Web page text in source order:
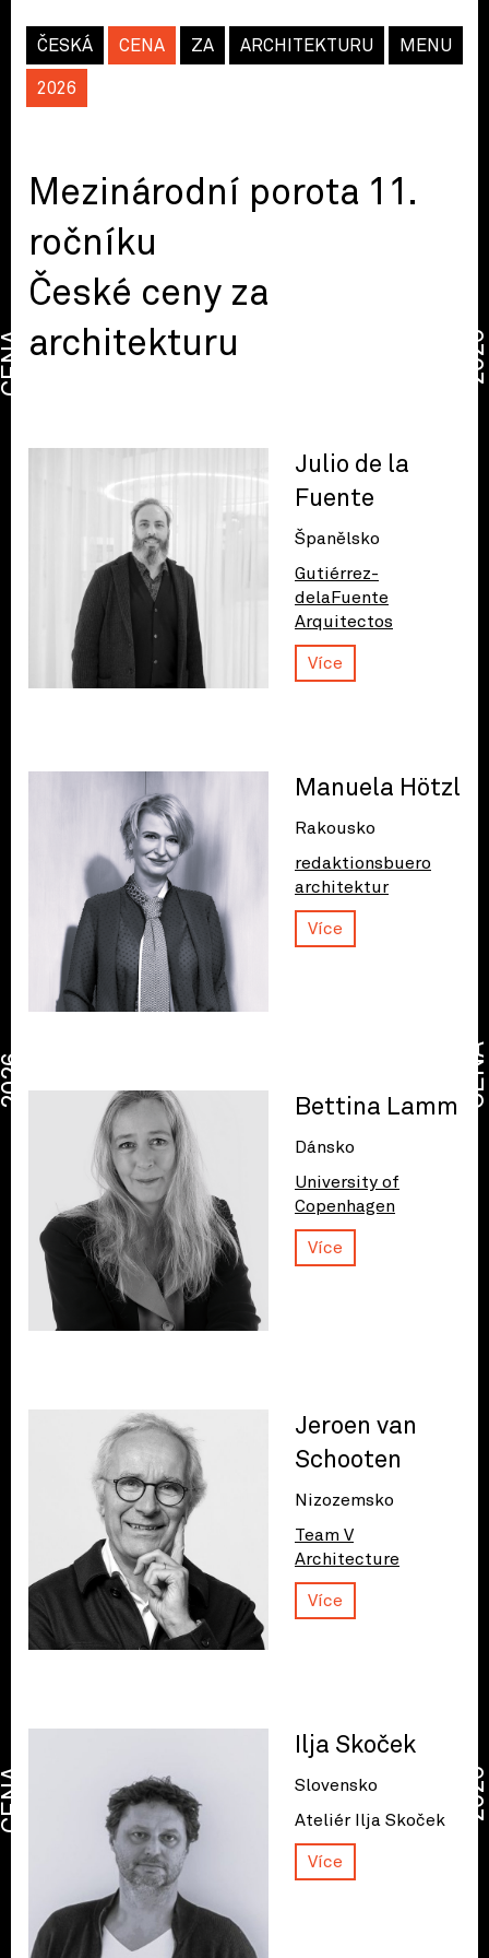
ČESKÁ CENA ZA ARCHITEKTURU
2026
MENU
Mezinárodní porota 11.
ročníku
České ceny za
architekturu
Julio de la
Fuente
Španělsko
Gutiérrez-
delaFuente
Arquitectos
Více
Manuela Hötzl
Rakousko
redaktionsbuero
architektur
Více
Bettina Lamm
Dánsko
University of
Copenhagen
Více
Jeroen van
Schooten
Nizozemsko
Team V
Architecture
Více
Ilja Skoček
Slovensko
Ateliér Ilja Skoček
Více
CENA
2026
CENA
2026
CENA
2026